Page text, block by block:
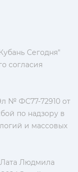
Сегодня"
согласия
№ ФС77-72910 от
по надзору в
и массовых
Лата Людмила